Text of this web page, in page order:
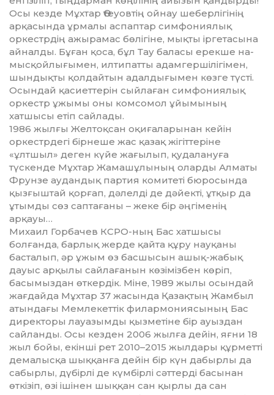
Осы кезде Мұхтар Өтеуовтің ойнау ше­берлігінің
арқасында ұрмалы аспаптар симфониялық
оркестрдің ажырамас бөлігіне, мықты іргетасына
айналды. Бұған қоса, бұл Тау баласы ерекше на­
мыс­қойлығымен, илтипатты адам­гер­шілігімен,
шындықты қол­дайтын адалдығымен көзге түсті.
Осындай қа­сиет­терін сыйлаған симфониялық
оркестр ұжымы оны комсомол ұйы­мының
хатшысы етіп сайлады.
1986 жылғы Желтоқсан оқиғала­рынан кейін
оркестрдегі бірнеше жас қазақ жігіттеріне
«ұлтшыл» деген күйе жағы­лып, қудалануға
түскенде Мұхтар Жа­маш­ұлының оларды Алматы
Фрунзе аудан­дық партия комитеті бюросында
қызғыштай қорғап, дәлелді де дәйекті, ұтқыр да
ұтымды сөз саптағаны – жеке бір әңгіменің
арқауы…
Михаил Горбачев КСРО-ның Бас хатшысы
болғанда, барлық жерде қайта құру науқаны
басталып, әр ұжым өз басшысын ашық-жабық
дауыс арқылы сайлағанын көзімізбен көріп,
басымыздан өткердік. Міне, 1989 жылы осындай
жағдайда Мұхтар 37 жасында Қазақтың Жамбыл
атындағы Мемлекеттік фи­лар­мониясының Бас
директоры лауазымды қызметіне бір ауыздан
сайланды. Осы кезден 2006 жылға дейін, яғни 18
жыл бойы, екінші рет 2010–2015 жылдары құрметті
демалысқа шыққанға дейін бір күн дабырлы да
сабырлы, дүбірлі де күмбірлі сәттерді басынан
өткізіп, өзі ішінен шыққан сан қырлы да сан